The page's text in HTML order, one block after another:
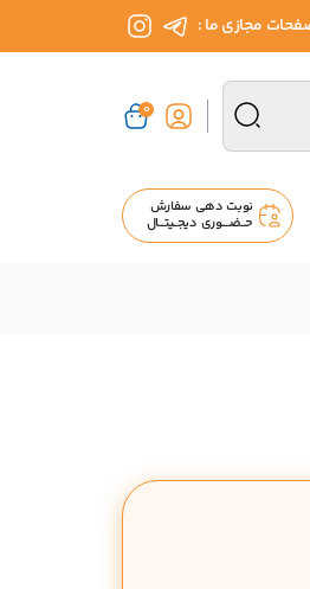
مجازی ما :
0
نوبت دهی سفارش
حــضــــوری دیجــیتـــال